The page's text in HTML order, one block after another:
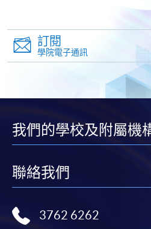
報讀同一學歷頒授課
個別課程為須報讀同一學歷頒
交下期學費的學員，提供網上
程設有此服務，課程負責人會
網上支付可通過「繳費靈」
VISA 或 Mastercard、「微信支
繳付學費。
親身報名/郵遞
訂閱
學院電子通訊
我們的學校及附屬機
聯絡我們
3762 6262